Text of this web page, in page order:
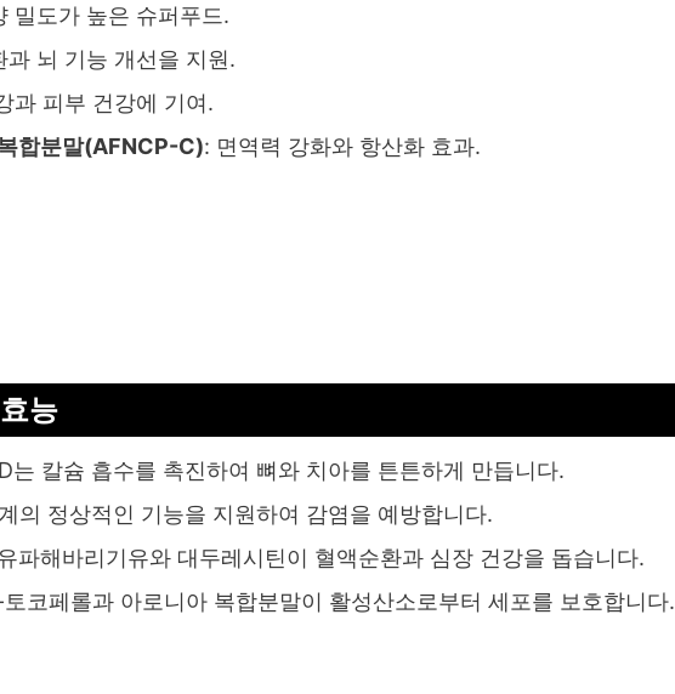
밀도가 높은 슈퍼푸드.
과 뇌 기능 개선을 지원.
과 피부 건강에 기여.
합분말(AFNCP-C): 면역력 강화와 항산화 효과.
능
는 칼슘 흡수를 촉진하여 뼈와 치아를 튼튼하게 만듭니다.
의 정상적인 기능을 지원하여 감염을 예방합니다.
파해바리기유와 대두레시틴이 혈액순환과 심장 건강을 돕습니다.
코페롤과 아로니아 복합분말이 활성산소로부터 세포를 보호합니다.